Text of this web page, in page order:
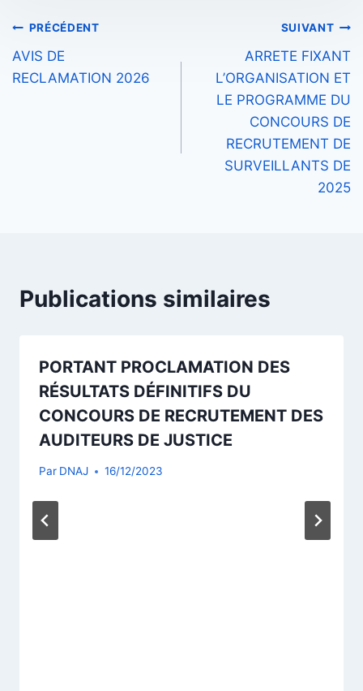
Navigation
de
PRÉCÉDENT
AVIS DE
RECLAMATION 2026
SUIVANT
ARRETE FIXANT
L’ORGANISATION ET
LE PROGRAMME DU
CONCOURS DE
RECRUTEMENT DE
SURVEILLANTS DE
2025
Publications similaires
PORTANT PROCLAMATION DES
RÉSULTATS DÉFINITIFS DU
CONCOURS DE RECRUTEMENT DES
AUDITEURS DE JUSTICE
Par DNAJ 16/12/2023